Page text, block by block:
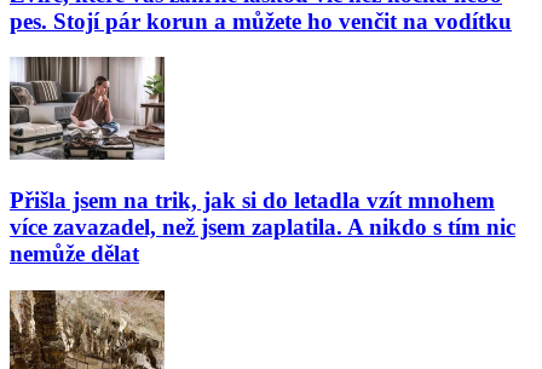
pes. Stojí pár korun a můžete ho venčit na vodítku
Přišla jsem na trik, jak si do letadla vzít mnohem
více zavazadel, než jsem zaplatila. A nikdo s tím nic
nemůže dělat